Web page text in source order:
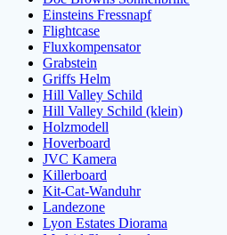
Einsteins Fressnapf
Flightcase
Fluxkompensator
Grabstein
Griffs Helm
Hill Valley Schild
Hill Valley Schild (klein)
Holzmodell
Hoverboard
JVC Kamera
Killerboard
Kit-Cat-Wanduhr
Landezone
Lyon Estates Diorama